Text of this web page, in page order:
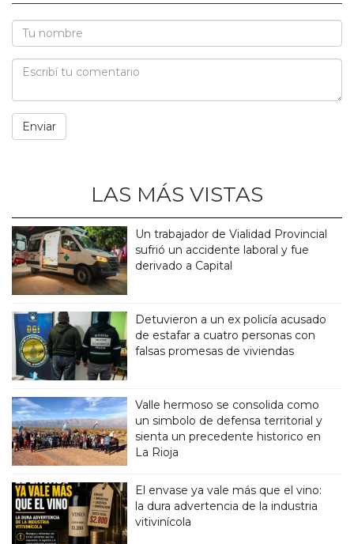
LAS MÁS VISTAS
Un trabajador de Vialidad Provincial
sufrió un accidente laboral y fue
derivado a Capital
Detuvieron a un ex policía acusado
de estafar a cuatro personas con
falsas promesas de viviendas
Valle hermoso se consolida como
un simbolo de defensa territorial y
sienta un precedente historico en
La Rioja
El envase ya vale más que el vino:
la dura advertencia de la industria
vitivinícola